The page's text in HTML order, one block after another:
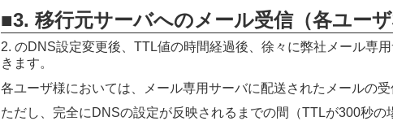
■3. 移行元サーバへのメール受信（各ユーザ
2. のDNS設定変更後、TTL値の時間経過後、徐々に弊社メール専
きます。
各ユーザ様においては、メール専用サーバに配送されたメールの受
ただし、完全にDNSの設定が反映されるまでの間（TTLが300秒の